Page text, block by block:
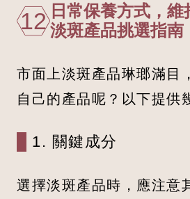
12 日常保養方式，維
淡斑產品挑選指南
市面上淡斑產品琳瑯滿目
自己的產品呢？以下提供
1. 關鍵成分
選擇淡斑產品時，應注意